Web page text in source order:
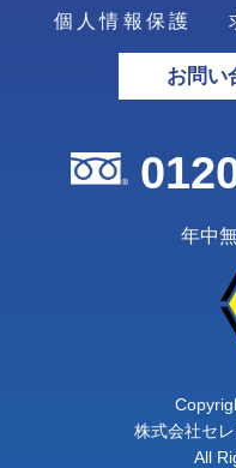
個人情報保護
お問い
年中
株式会社セ
All